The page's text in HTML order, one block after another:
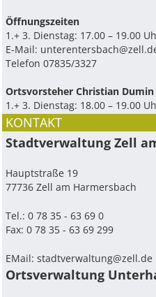
Ö­ffnungszeiten
1.+ 3. Dienstag: 17.00 – 19.00
E-Mail:
Telefon 07835/3327
Ortsvorsteher Christian Dumin
1.+ 3. Dienstag: 18.00 – 19.00
KONTAKT
Stadtverwaltung Zell
Hauptstraße 19
77736 Zell am Harmersbach
Tel.: 0 78 35 - 63 69 0
Fax: 0 78 35 - 63 69 299
EMail:stadtverwaltung@zell.de
Ortsverwaltung